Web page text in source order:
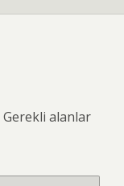
Gerekli alanlar